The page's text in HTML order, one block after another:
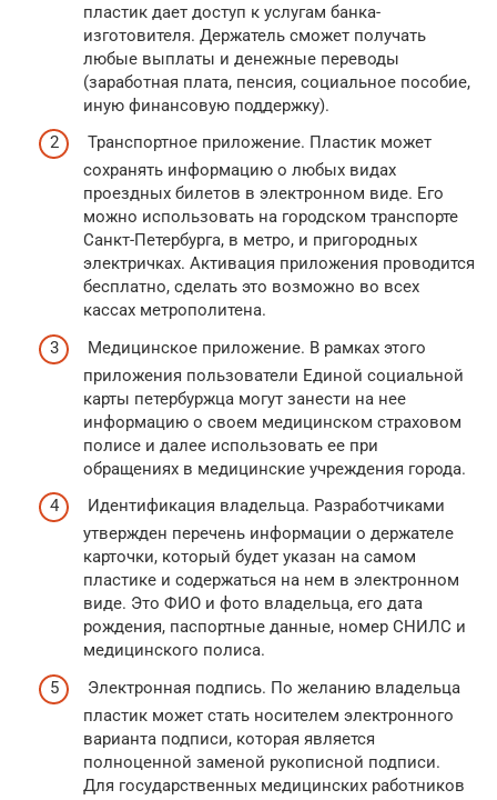
пластик дает доступ к услугам банка-
изготовителя. Держатель сможет получать
любые выплаты и денежные переводы
(заработная плата, пенсия, социальное пособие,
иную финансовую поддержку).
Транспортное приложение. Пластик может
сохранять информацию о любых видах
проездных билетов в электронном виде. Его
можно использовать на городском транспорте
Санкт-Петербурга, в метро, и пригородных
электричках. Активация приложения проводится
бесплатно, сделать это возможно во всех
кассах метрополитена.
Медицинское приложение. В рамках этого
приложения пользователи Единой социальной
карты петербуржца могут занести на нее
информацию о своем медицинском страховом
полисе и далее использовать ее при
обращениях в медицинские учреждения города.
Идентификация владельца. Разработчиками
утвержден перечень информации о держателе
карточки, который будет указан на самом
пластике и содержаться на нем в электронном
виде. Это ФИО и фото владельца, его дата
рождения, паспортные данные, номер СНИЛС и
медицинского полиса.
Электронная подпись. По желанию владельца
пластик может стать носителем электронного
варианта подписи, которая является
полноценной заменой рукописной подписи.
Для государственных медицинских работников